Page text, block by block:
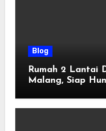
Blog
Rumah 2 Lantai
Malang, Siap